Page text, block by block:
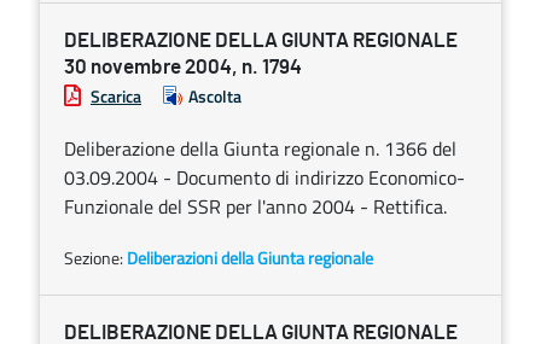
DELIBERAZIONE DELLA GIUNTA REGIONALE
30 novembre 2004, n. 1794
Scarica Ascolta
Deliberazione della Giunta regionale n. 1366 del
03.09.2004 - Documento di indirizzo Economico-
Funzionale del SSR per l'anno 2004 - Rettifica.
Sezione: Deliberazioni della Giunta regionale
DELIBERAZIONE DELLA GIUNTA REGIONALE